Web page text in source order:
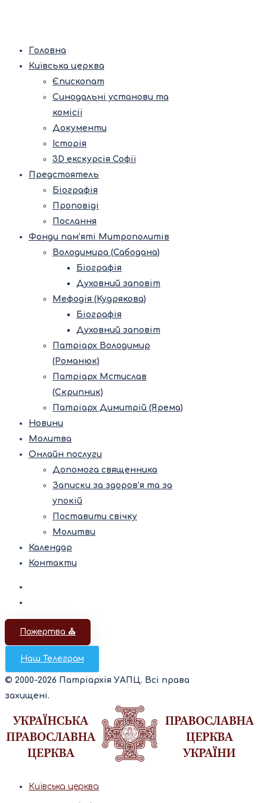
Головна
Київська церква
Єпископат
Синодальні установи та
комісії
Документи
Історія
3D екскурсія Софії
Предстоятель
Біографія
Проповіді
Послання
Фонди пам’яті Митрополитів
Володимира (Сабодана)
Біографія
Духовний заповіт
Мефодія (Кудрякова)
Біографія
Духовний заповіт
Патріарх Володимир
(Романюк)
Патріарх Мстислав
(Скрипник)
Патріарх Димитрій (Ярема)
Новини
Молитва
Онлайн послуги
Допомога священника
Записки за здоров’я та за
упокій
Поставити свічку
Молитви
Календар
Контакти
Пожертва ⛪️
Наш Телеграм
© 2000-2026 Патріархія УАПЦ. Всі права
захищені.
Київська церква